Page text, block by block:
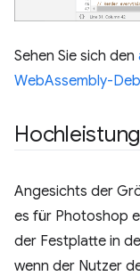
Sehen Sie sich den
WebAssembly-
Angesichts der
es für Photoshop
der Festplatte in
wenn der Nutzer